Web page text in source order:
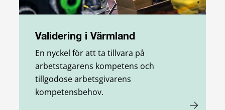
Validering i Värmland
En nyckel för att ta tillvara på
arbetstagarens kompetens och
tillgodose arbetsgivarens
kompetensbehov.